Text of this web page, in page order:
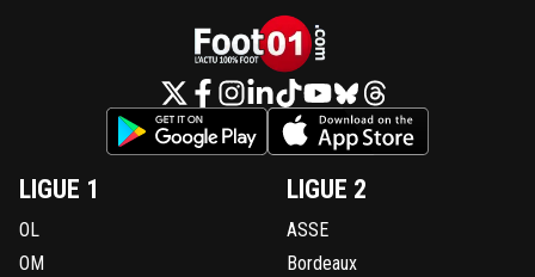
LIGUE 1
OL
OM
LIGUE 2
ASSE
Bordeaux